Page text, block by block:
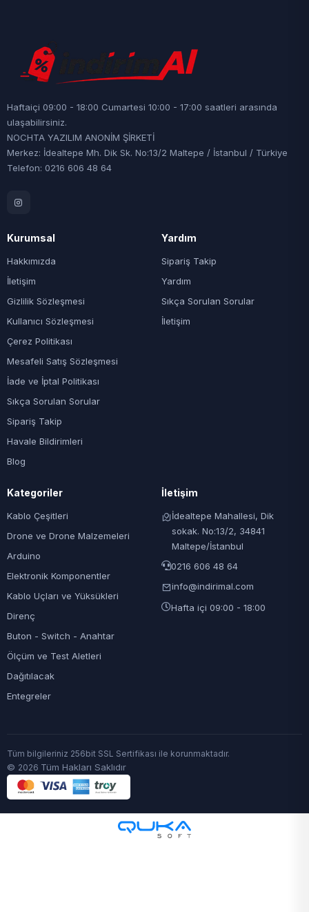
Haftaiçi 09:00 - 18:00 Cumartesi 10:00 - 17:00 saatleri arasında
ulaşabilirsiniz.
NOCHTA YAZILIM ANONİM ŞİRKETİ
Merkez: İdealtepe Mh. Dik Sk. No:13/2 Maltepe / İstanbul / Türkiye
Telefon: 0216 606 48 64
Kurumsal
Hakkımızda
İletişim
Gizlilik Sözleşmesi
Kullanıcı Sözleşmesi
Çerez Politikası
Mesafeli Satış Sözleşmesi
İade ve İptal Politikası
Sıkça Sorulan Sorular
Sipariş Takip
Havale Bildirimleri
Blog
Yardım
Sipariş Takip
Yardım
Sıkça Sorulan Sorular
İletişim
Kategoriler
Kablo Çeşitleri
Drone ve Drone Malzemeleri
Arduino
Elektronik Komponentler
Kablo Uçları ve Yüksükleri
Direnç
Buton - Switch - Anahtar
Ölçüm ve Test Aletleri
Dağıtılacak
Entegreler
İletişim
İdealtepe Mahallesi, Dik
sokak. No:13/2, 34841
Maltepe/İstanbul
0216 606 48 64
info@indirimal.com
Hafta içi 09:00 - 18:00
Tüm bilgileriniz 256bit SSL Sertifikası ile korunmaktadır.
© 2026 Tüm Hakları Saklıdır